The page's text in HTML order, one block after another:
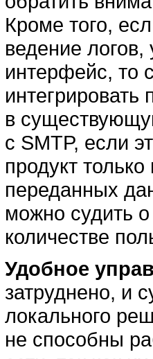
Кроме того,
ведение
интерфейс, то
в
с SMTP, если
продукт
переданных
можно судить о
количестве
Удобное
затруднено, и
локального
не способны